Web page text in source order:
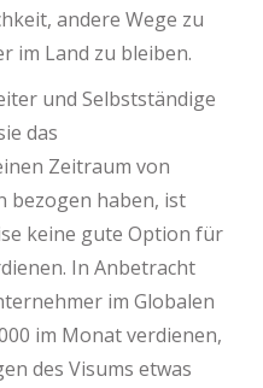
andere Wege zu
im Land zu bleiben.
und Selbstständige
das
Zeitraum von
bezogen haben, ist
keine gute Option für
In Anbetracht
im Globalen
im Monat verdienen,
des Visums etwas